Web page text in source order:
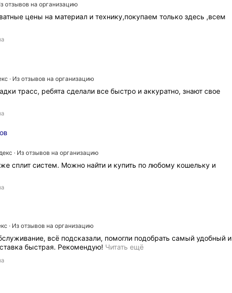
и
с
м
ы
х
о
отзывов на организацию
цены на материал и технику,покупаем только здесь ,всем
· Из отзывов на организацию
трасс, ребята сделали все быстро и аккуратно, знают свое
· Из отзывов на организацию
сплит систем. Можно найти и купить по любому кошельку и
· Из отзывов на организацию
всё подсказали, помогли подобрать самый удобный и
быстрая. Рекомендую! Читать ещёЗ